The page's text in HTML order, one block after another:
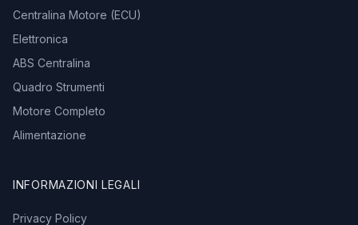
Centralina Motore (ECU)
Elettronica
ABS Centralina
Quadro Strumenti
Motore Completo
Alimentazione
INFORMAZIONI LEGALI
Privacy Policy